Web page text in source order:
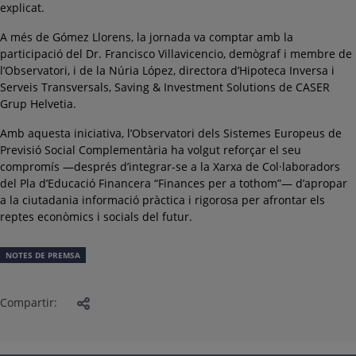
explicat.
A més de Gómez Llorens, la jornada va comptar amb la
participació del Dr. Francisco Villavicencio, demògraf i membre de
l’Observatori, i de la Núria López, directora d’Hipoteca Inversa i
Serveis Transversals, Saving & Investment Solutions de CASER
Grup Helvetia.
Amb aquesta iniciativa, l’Observatori dels Sistemes Europeus de
Previsió Social Complementària ha volgut reforçar el seu
compromís —després d’integrar-se a la Xarxa de Col·laboradors
del Pla d’Educació Financera “Finances per a tothom”— d’apropar
a la ciutadania informació pràctica i rigorosa per afrontar els
reptes econòmics i socials del futur.
NOTES DE PREMSA
Compartir: